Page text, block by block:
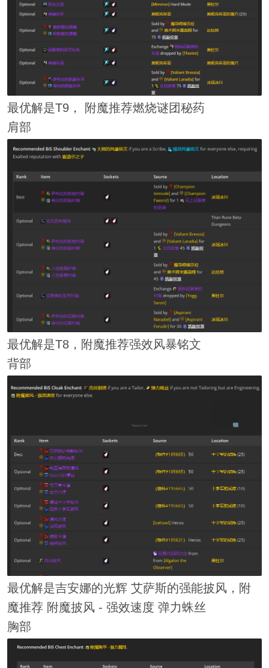
最优解是T9， 附魔推荐燃烧谜团秘药
肩部
最优解是T8，附魔推荐强效风暴铭文
背部
最优解是吉安娜的光辉 艾萨斯的强能披风，附
魔推荐 附魔披风 - 强效速度 弹力蛛丝
胸部